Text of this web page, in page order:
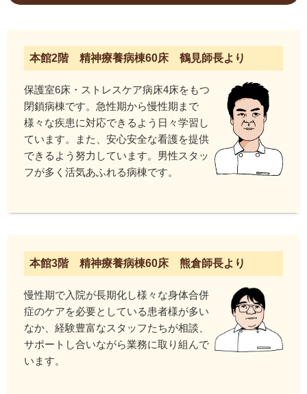
本館2階 精神療養病棟60床 鶴見師長より
保護室6床・ストレスケア病床4床をもつ
閉鎖病棟です。急性期から慢性期まで
様々な疾患に対応できるよう日々学習し
ています。また、安心安全な看護を提供
できるよう努力しています。男性スタッ
フが多く活気あふれる病棟です。
本館3階 精神療養病棟60床 熊倉師長より
慢性期で入院が長期化し様々な身体合併
症のケアを必要としている患者様が多い
なか、経験豊富なスタッフたちが相談、
サポートし合いながら業務に取り組んで
います。